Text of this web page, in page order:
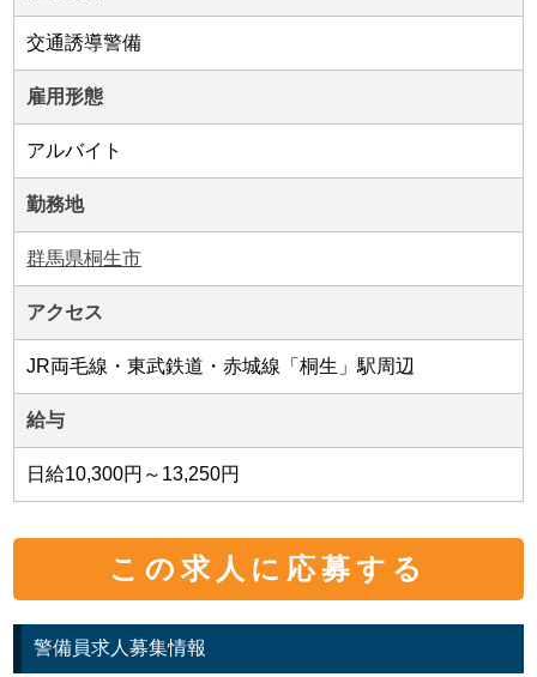
交通誘導警備
雇用形態
アルバイト
勤務地
群馬県桐生市
アクセス
JR両毛線・東武鉄道・赤城線「桐生」駅周辺
給与
日給10,300円～13,250円
この求人に応募する
警備員求人募集情報